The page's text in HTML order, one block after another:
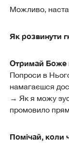
Можливо,
Як розвинути
Отримай Боже
Попроси в
намагаєшся
→ Як я можу
промовило
Помічай, коли